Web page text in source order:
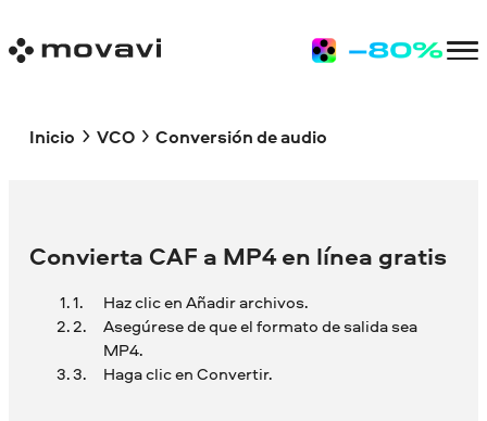
Inicio VCO Conversión de audio
Convierta CAF a MP4 en línea gratis
Haz clic en Añadir archivos.
Asegúrese de que el formato de salida sea
MP4.
Haga clic en Convertir.